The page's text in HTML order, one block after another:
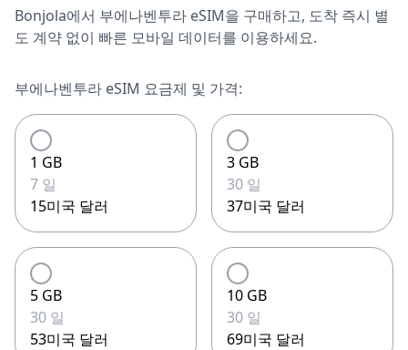
Bonjola에서 부에나벤투라 eSIM을 구매하고, 도착 즉시 별
도 계약 없이 빠른 모바일 데이터를 이용하세요.
부에나벤투라 eSIM 요금제 및 가격:
1 GB
7 일
15미국 달러
3 GB
30 일
37미국 달러
5 GB
30 일
53미국 달러
10 GB
30 일
69미국 달러